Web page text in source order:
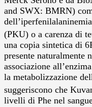
and SWX: BMRN)
(PKU) o a carenza di
una copia sintetica di
presente naturalmente
associazione all’enzima
la metabolizzazione
suggeriscono che
livelli di Phe nel